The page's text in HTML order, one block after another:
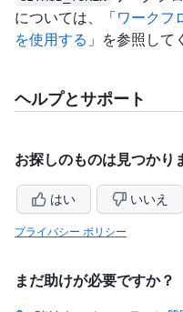
については、「ワークフ
を使用する 」を参照して
ヘルプとサポート
お探しのものは見つかり
はい いいえ
プライバシー ポリシー
まだ助けが必要ですか？